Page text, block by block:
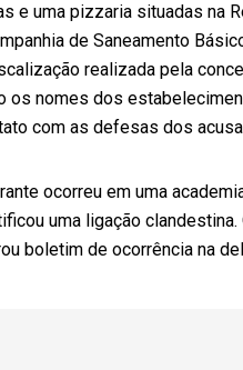
e uma pizzaria situadas na
de Saneamento
realizada pela
os nomes dos
com as defesas dos
ocorreu em uma
uma ligação
boletim de ocorrência na